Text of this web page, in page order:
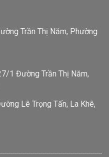
Trần Thị Năm, Phường
1 Đường Trần Thị Năm,
Lê Trọng Tấn, La Khê,